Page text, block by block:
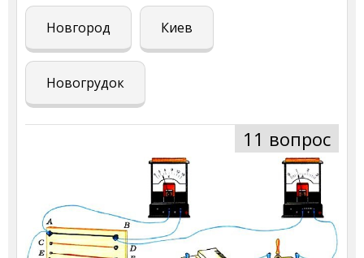
Новгород Киев
Новогрудок
11 вопрос